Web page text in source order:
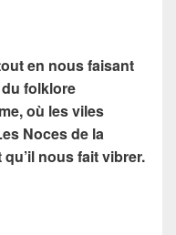
en nous faisant
folklore
où les viles
Noces de la
nous fait vibrer.